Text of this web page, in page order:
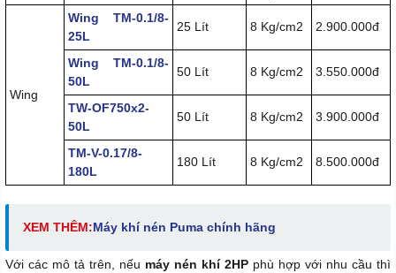
Wing
Wing TM-0.1/8-
25L
25 Lít 8 Kg/cm2 2.900.000đ
Wing TM-0.1/8-
50L
50 Lít 8 Kg/cm2 3.550.000đ
TW-OF750x2-
50L
50 Lít 8 Kg/cm2 3.900.000đ
TM-V-0.17/8-
180L
180 Lít 8 Kg/cm2 8.500.000đ
XEM THÊM:Máy khí nén Puma chính hãng
Với các mô tả trên, nếu máy nén khí 2HP phù hợp với nhu cầu thì